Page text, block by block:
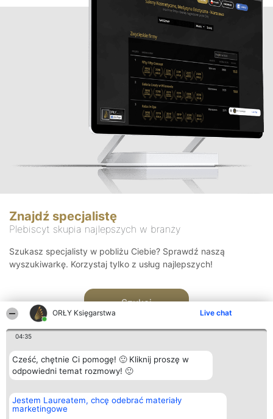
ORŁY Księgarstwa Live chat
04:35
Cześć, chętnie Ci pomogę! 🙂 Kliknij proszę w
odpowiedni temat rozmowy! 🙂
Jestem Laureatem, chcę odebrać materiały
marketingowe
Znajdź specjalistę
Plebiscyt skupia najlepszych w branży
Szukasz specjalisty w pobliżu Ciebie? Sprawdź naszą
wyszukiwarkę. Korzystaj tylko z usług najlepszych!
Szukaj
Organizator plebiscytu
Bright Side Solutions sp. z o.
o. sp. k.
Plebiscyt
Laureaci
Kontakt
Kontakt